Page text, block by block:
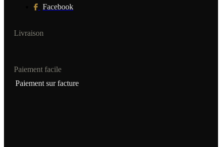
Facebook
Livraison
Paiement facile
Paiement sur facture